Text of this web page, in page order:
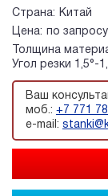
Страна:
Китай
Цена:
по запросу
Толщина
Угол резки 1,5°-
Ваш
моб.: +7 771
e-mail: